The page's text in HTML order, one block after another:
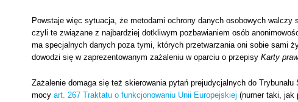
Powstaje więc sytuacja, że metodami ochrony danych osobowych
czyli te związane z najbardziej dotkliwym pozbawianiem osób
ma specjalnych danych poza tymi, których przetwarzania oni sobie sami
dowodzi się w zaprezentowanym zażaleniu w oparciu o przepisy Karty
Zażalenie domaga się też skierowania pytań prejudycjalnych do
mocy art. 267 Traktatu o funkcjonowaniu Unii Europejskiej (numer taki, jak